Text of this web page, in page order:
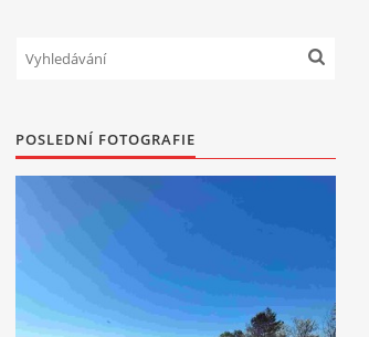
POSLEDNÍ FOTOGRAFIE